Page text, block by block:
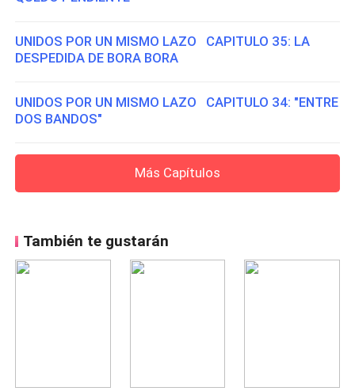
UNIDOS POR UN MISMO LAZO CAPITULO 35: LA
DESPEDIDA DE BORA BORA
UNIDOS POR UN MISMO LAZO CAPITULO 34: "ENTRE
DOS BANDOS"
Más Capítulos
También te gustarán